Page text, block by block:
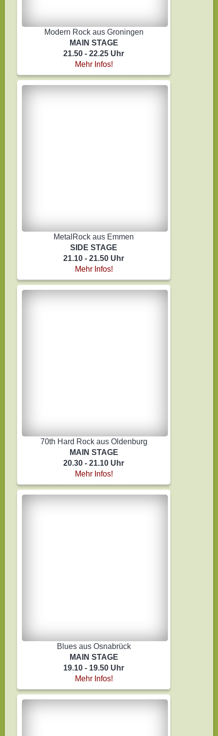
Modern Rock aus Groningen
MAIN STAGE
21.50 - 22.25 Uhr
Mehr Infos!
MetalRock aus Emmen
SIDE STAGE
21.10 - 21.50 Uhr
Mehr Infos!
70th Hard Rock aus Oldenburg
MAIN STAGE
20.30 - 21.10 Uhr
Mehr Infos!
Blues aus Osnabrück
MAIN STAGE
19.10 - 19.50 Uhr
Mehr Infos!